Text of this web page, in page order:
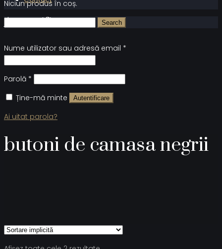
Niciun produs în coș.
Autentificare
Nume utilizator sau adresă email *
Parolă *
Ține-mă minte
Autentificare
Ai uitat parola?
butoni de camasa negrii